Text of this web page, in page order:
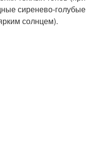
сиренево-голубые
солнцем).